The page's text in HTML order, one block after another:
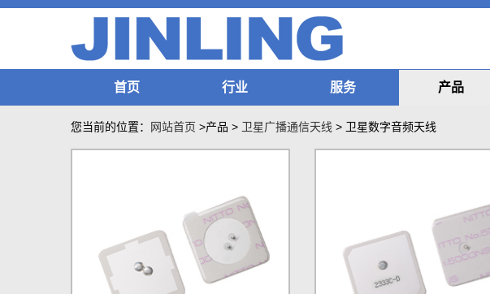
首页 行业 服务 产品
您当前的位置： 网站首页 >产品 > 卫星广播通信天线 > 卫星数字音频天线